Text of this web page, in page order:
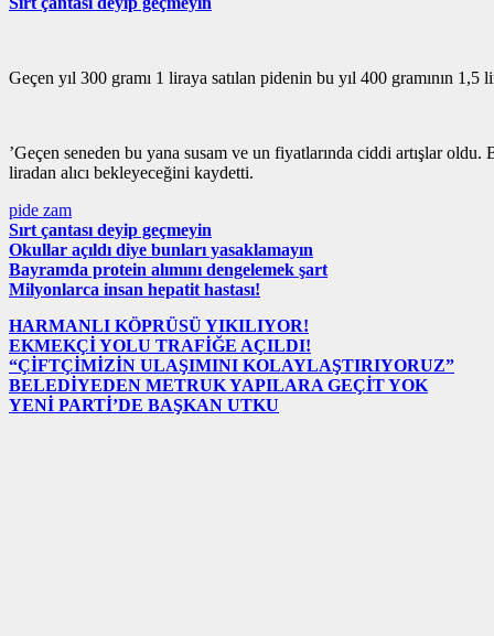
Geçen yıl 300 gramı 1 liraya satılan pidenin bu yıl 400 gramının
’Geçen seneden bu yana susam ve un fiyatlarında ciddi artışlar
liradan alıcı bekleyeceğini kaydetti.
pide zam
Sırt çantası deyip geçmeyin
Okullar açıldı diye bunları yasaklamayın
Bayramda protein alımını dengelemek şart
Milyonlarca insan hepatit hastası!
HARMANLI KÖPRÜSÜ YIKILIYOR!
EKMEKÇİ YOLU TRAFİĞE AÇILDI!
“ÇİFTÇİMİZİN ULAŞIMINI KOLAYLAŞTIRIYORUZ”
BELEDİYEDEN METRUK YAPILARA GEÇİT YOK
YENİ PARTİ’DE BAŞKAN UTKU